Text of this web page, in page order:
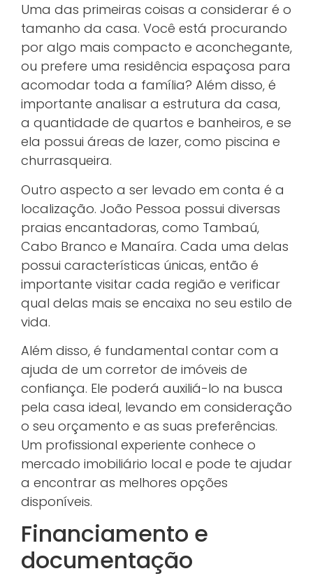
Uma das primeiras coisas a considerar é o
tamanho da casa. Você está procurando
por algo mais compacto e aconchegante,
ou prefere uma residência espaçosa para
acomodar toda a família? Além disso, é
importante analisar a estrutura da casa,
a quantidade de quartos e banheiros, e se
ela possui áreas de lazer, como piscina e
churrasqueira.
Outro aspecto a ser levado em conta é a
localização. João Pessoa possui diversas
praias encantadoras, como Tambaú,
Cabo Branco e Manaíra. Cada uma delas
possui características únicas, então é
importante visitar cada região e verificar
qual delas mais se encaixa no seu estilo de
vida.
Além disso, é fundamental contar com a
ajuda de um corretor de imóveis de
confiança. Ele poderá auxiliá-lo na busca
pela casa ideal, levando em consideração
o seu orçamento e as suas preferências.
Um profissional experiente conhece o
mercado imobiliário local e pode te ajudar
a encontrar as melhores opções
disponíveis.
Financiamento e
documentação